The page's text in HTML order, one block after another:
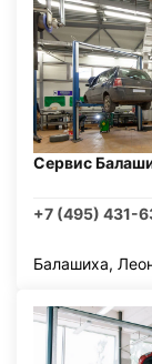
Сервис
+7 (495) 431-
Балашиха,